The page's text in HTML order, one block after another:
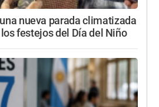
nueva parada climatizada
festejos del Día del Niño